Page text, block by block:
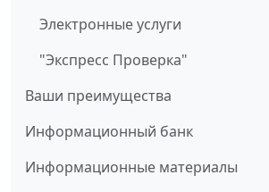
Электронные услуги
"Экспресс Проверка"
Ваши преимущества
Информационный банк
Информационные материалы